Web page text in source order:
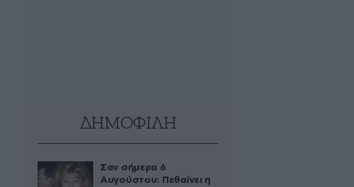
ΔΗΜΟΦΙΛΗ
Σαν σήμερα 6
Αυγούστου: Πεθαίνει η